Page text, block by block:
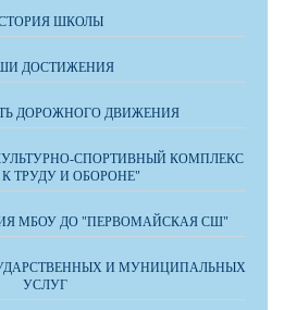
ШКОЛЫ
ДОСТИЖЕНИЯ
ДОРОЖНОГО ДВИЖЕНИЯ
СПОРТИВНЫЙ КОМПЛЕКС
ТРУДУ И ОБОРОНЕ"
МБОУ ДО "ПЕРВОМАЙСКАЯ СШ"
И МУНИЦИПАЛЬНЫХ
УСЛУГ